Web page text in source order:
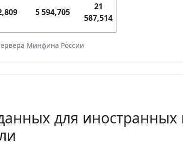
5 594,705
21
587,514
Минфина России
для иностранных